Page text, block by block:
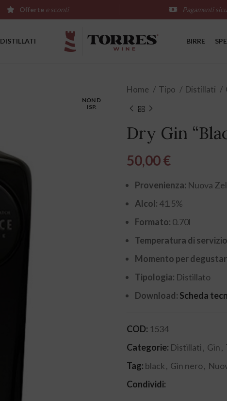
DISTILLATI BIRRE
NON D
ISP.
Home Tipo Distillati
Dry Gin
50,00€
Provenienza: Nuova
Alcol: 41.5%
Formato: 0.70l
Temperatura di
Momento per
Tipologia: Distillato
Download: Scheda
COD: 1534
Categorie: Distillati, Gin,
Tag: black, Gin nero,
Condividi:
Offerte e sconti Pagamenti